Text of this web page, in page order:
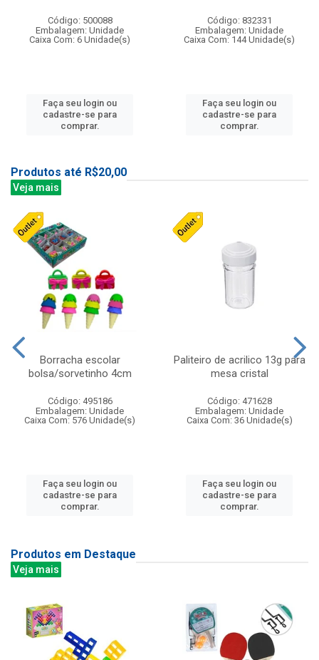
Código: 500088
Embalagem: Unidade
Caixa Com: 6 Unidade(s)
Faça seu login ou
cadastre-se para
comprar.
Código: 832331
Embalagem: Unidade
Caixa Com: 144 Unidade(s)
Faça seu login ou
cadastre-se para
comprar.
Produtos até R$20,00
Veja mais
Borracha escolar
bolsa/sorvetinho 4cm
Código: 495186
Embalagem: Unidade
Caixa Com: 576 Unidade(s)
Faça seu login ou
cadastre-se para
comprar.
Paliteiro de acrilico 13g para
mesa cristal
Código: 471628
Embalagem: Unidade
Caixa Com: 36 Unidade(s)
Faça seu login ou
cadastre-se para
comprar.
Produtos em Destaque
Veja mais